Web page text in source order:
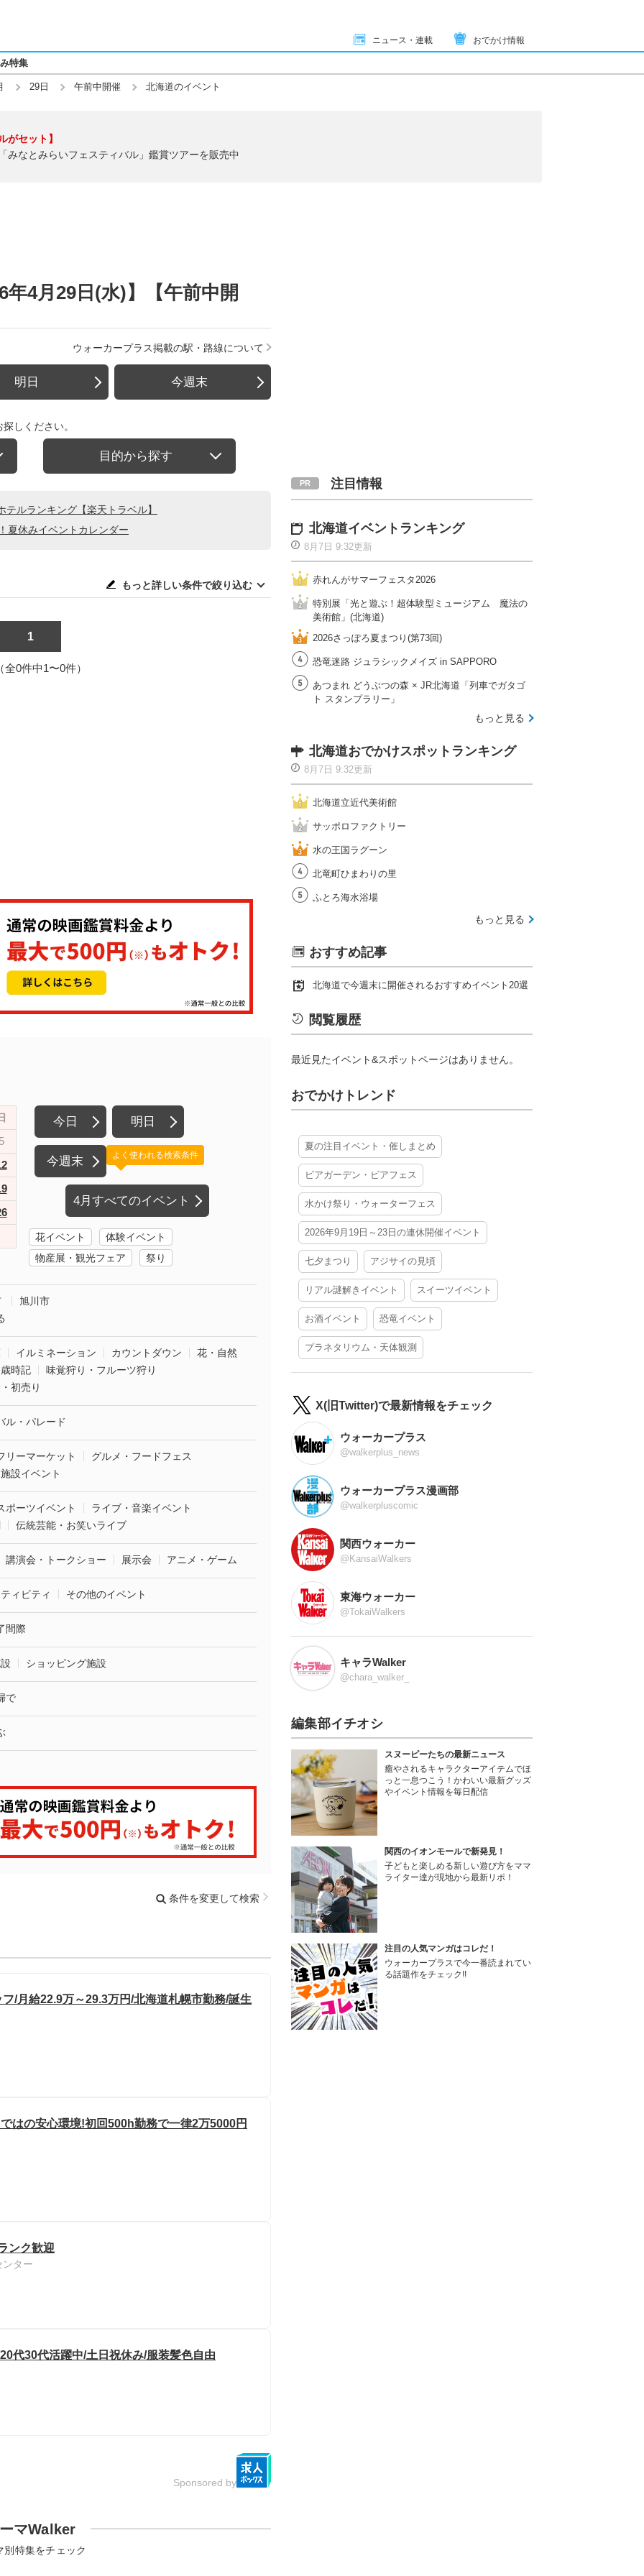
ニュース・連載 おでかけ情報
特集
29日 午前中開催 北海道のイベント
がセット】
みなとみらいフェスティバル」鑑賞ツアーを販売中
4月29日(水)】【午前中開
ウォーカープラス掲載の駅・路線について
明日 今週末
しください。
目的から探す
ルランキング【楽天トラベル】
夏休みイベントカレンダー
もっと詳しい条件で絞り込む
1
全0件中1〜0件）
今日 明日
今週末
4月すべてのイベント
よく使われる検索条件
花イベント
体験イベント
物産展・観光フェア
祭り
旭川市
イルミネーション カウントダウン
花・自然
時記
味覚狩り・フルーツ狩り
初売り
ル・パレード
リーマーケット
グルメ・フードフェス
設イベント
ポーツイベント
ライブ・音楽イベント
伝統芸能・お笑いライブ
講演会・トークショー 展示会 アニメ・ゲーム
ィビティ その他のイベント
間際
ショッピング施設
で
条件を変更して検索
/月給22.9万～29.3万円/北海道札幌市勤務/誕生
はの安心環境!初回500h勤務で一律2万5000円
ンク歓迎
ター
代30代活躍中/土日祝休み/服装髪色自由
Sponsored by
マWalker
別特集をチェック
注目情報
北海道イベントランキング
8月7日 9:32更新
赤れんがサマーフェスタ2026
特別展「光と遊ぶ！超体験型ミュージアム 魔法の
美術館」(北海道)
2026さっぽろ夏まつり(第73回)
恐竜迷路 ジュラシックメイズ in SAPPORO
あつまれ どうぶつの森 × JR北海道「列車でガタゴ
ト スタンプラリー」
もっと見る
北海道おでかけスポットランキング
8月7日 9:32更新
北海道立近代美術館
サッポロファクトリー
水の王国ラグーン
北竜町ひまわりの里
ふとろ海水浴場
もっと見る
おすすめ記事
北海道で今週末に開催されるおすすめイベント20選
閲覧履歴
最近見たイベント&スポットページはありません。
おでかけトレンド
夏の注目イベント・催しまとめ
ビアガーデン・ビアフェス
水かけ祭り・ウォーターフェス
2026年9月19日～23日の連休開催イベント
七夕まつり アジサイの見頃
リアル謎解きイベント スイーツイベント
お酒イベント 恐竜イベント
プラネタリウム・天体観測
X(旧Twitter)で最新情報をチェック
ウォーカープラス
@walkerplus_news
ウォーカープラス漫画部
@walkerpluscomic
関西ウォーカー
@KansaiWalkers
東海ウォーカー
@TokaiWalkers
キャラWalker
@chara_walker_
編集部イチオシ
スヌーピーたちの最新ニュース
癒やされるキャラクターアイテムでほ
っと一息つこう！かわいい最新グッズ
やイベント情報を毎日配信
関西のイオンモールで新発見！
子どもと楽しめる新しい遊び方をママ
ライター達が現地から最新リポ！
注目の人気マンガはコレだ！
ウォーカープラスで今一番読まれてい
る話題作をチェック!!